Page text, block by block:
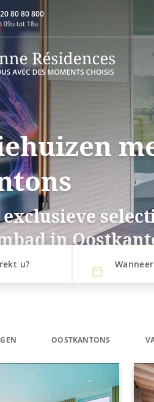
80 80 800
09u tot 18u
in
u?
OOSTKANTONS